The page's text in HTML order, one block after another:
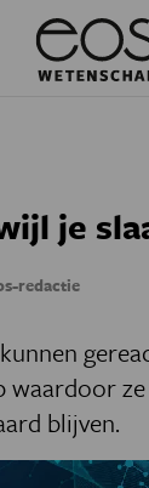
je
redactie
waardoor
blijven.